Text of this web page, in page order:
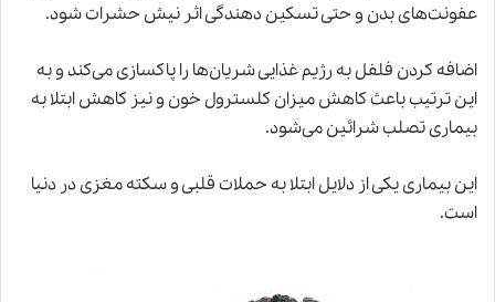
عفونت‌های بدن و حتی تسکین دهندگی اثر نیش حشرات شود.
اضافه کردن فلفل به رژیم غذایی شریان‌ها را پاکسازی می‌کندوبه
این ترتیب باعث کاهش میزان کلسترول خون و نیز کاهش ابتلا به
بیماری تصلب شرائین می‌شود.
این بیماری یکی از دلایل ابتلا به حملات قلبی و سکته مغزی در دنیا
است.